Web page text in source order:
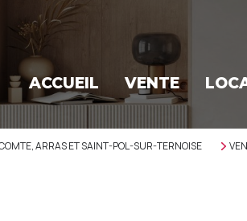
ACCUEIL VENTE
ARRAS ET SAINT-POL-SUR-TERNOISE